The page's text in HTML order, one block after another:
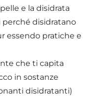
e la disidrata
disidratano
essendo pratiche e
che ti capita
in sostanze
disidratanti)